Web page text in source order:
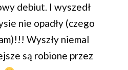
debiut. I wyszedł
nie opadły (czego
Wyszły niemal
są robione przez